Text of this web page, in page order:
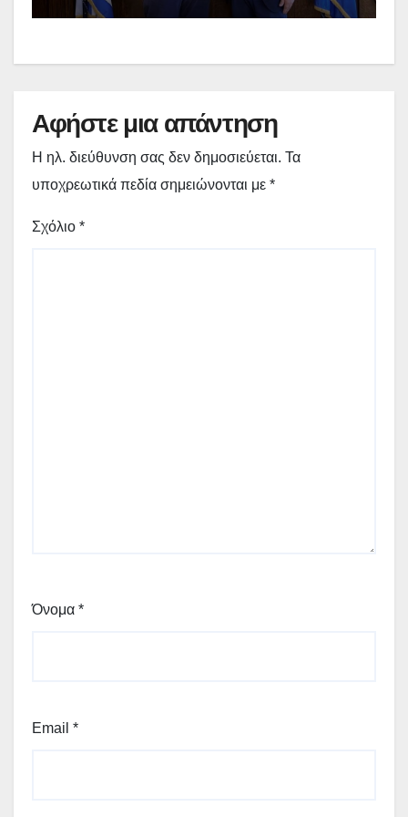
εργασίες στο Δημοτικό Στάδιο
Αφήστε μια απάντηση
Η ηλ. διεύθυνση σας δεν δημοσιεύεται. Τα
υποχρεωτικά πεδία σημειώνονται με *
Σχόλιο *
Όνομα *
Email *